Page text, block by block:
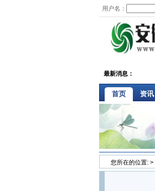
用户名：
最新消息：
首页 资讯
您所在的位置: >